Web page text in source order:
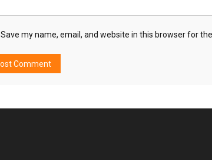
Save my name, email, and website in this browser for